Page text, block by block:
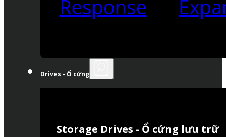
Response
Drives - Ổ cứng
Storage Drives - Ổ cứng lưu trữ